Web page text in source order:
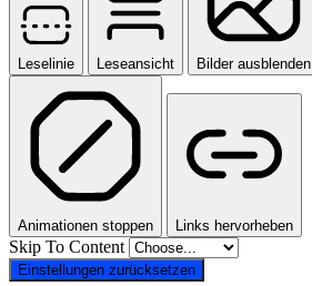
Leselinie Leseansicht Bilder ausblenden
Animationen stoppen Links hervorheben
Skip To Content
Einstellungen zurücksetzen